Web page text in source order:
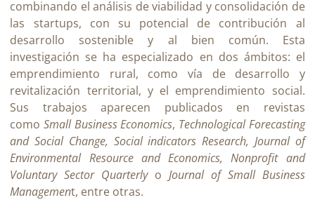
combinando el análisis de viabilidad y consolidación de
las startups, con su potencial de contribución al
desarrollo sostenible y al bien común. Esta
investigación se ha especializado en dos ámbitos: el
emprendimiento rural, como vía de desarrollo y
revitalización territorial, y el emprendimiento social.
Sus trabajos aparecen publicados en revistas
comoSmall Business Economics, Technological Forecasting
and Social Change, Social indicators Research, Journal of
Environmental Resource and Economics, Nonprofit and
Voluntary Sector Quarterly o Journal of Small Business
Management, entre otras.